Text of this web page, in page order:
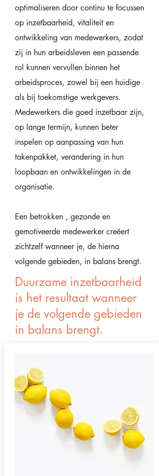
optimaliseren door continu te focussen
op inzetbaarheid, vitaliteit en
ontwikkeling van medewerkers, zodat
zij in hun arbeidsleven een passende
rol kunnen vervullen binnen het
arbeidsproces, zowel bij een huidige
als bij toekomstige werkgevers.
Medewerkers die goed inzetbaar zijn,
op lange termijn, kunnen beter
inspelen op aanpassing van hun
takenpakket, verandering in hun
loopbaan en ontwikkelingen in de
organisatie.
Een betrokken , gezonde en
gemotiveerde medewerker creëert
zichtzelf wanneer je, de hierna
volgende gebieden, in balans brengt.
Duurzame inzetbaarheid
is het resultaat wanneer
je de volgende gebieden
in balans brengt.